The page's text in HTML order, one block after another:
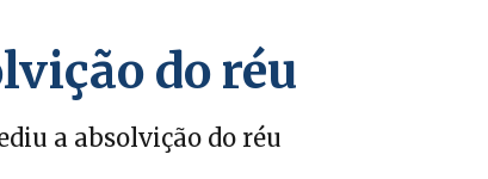
do réu
a absolvição do réu